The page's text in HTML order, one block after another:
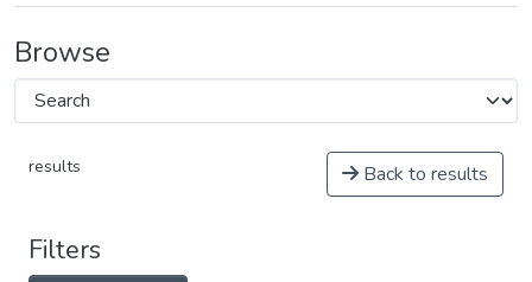
Browse
results Back to results
Filters